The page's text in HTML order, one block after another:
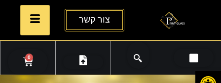
פתח סרגל נגישות
צור קשר
0